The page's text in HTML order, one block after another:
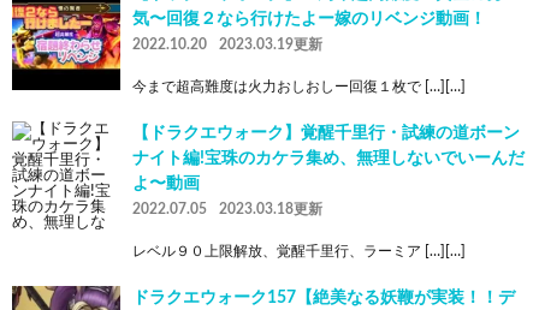
気〜回復２なら行けたよー嫁のリベンジ動画！
2022.10.20 2023.03.19更新
今まで超高難度は火力おしおしー回復１枚で […][…]
【ドラクエウォーク】覚醒千里行・試練の道ボーン
ナイト編!宝珠のカケラ集め、無理しないでいーんだ
よ〜動画
2022.07.05 2023.03.18更新
レベル９０上限解放、覚醒千里行、ラーミア […][…]
ドラクエウォーク157【絶美なる妖鞭が実装！！デ